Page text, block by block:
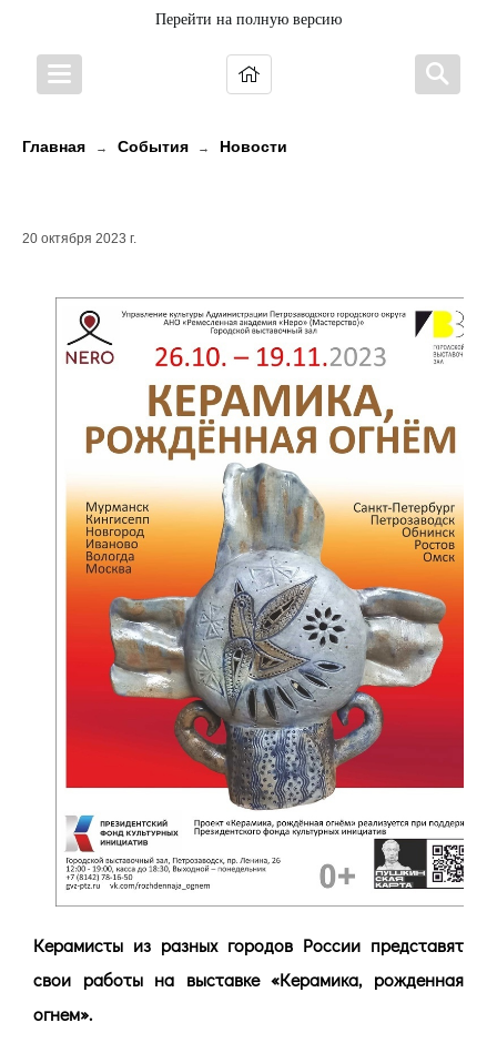
Перейти на полную версию
Главная → События → Новости
20 октября 2023 г.
Керамисты из разных городов России представят
свои работы на выставке «Керамика, рожденная
огнем».